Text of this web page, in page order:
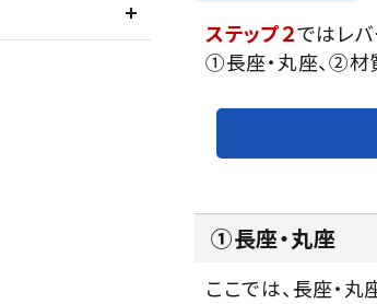
ステップ２ではレバ
①長座・丸座、②材
①長座・丸座
ここでは、長座・丸